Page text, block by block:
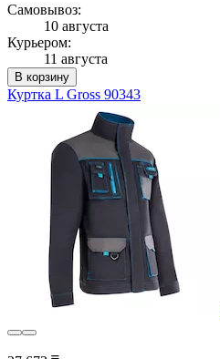
Самовывоз:
10 августа
Курьером:
11 августа
В корзину
Куртка L Gross 90343